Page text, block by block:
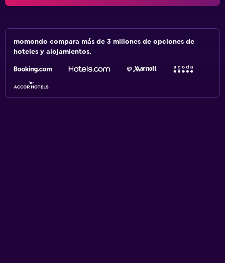
momondo compara más de 3 millones de opciones de
hoteles y alojamientos.